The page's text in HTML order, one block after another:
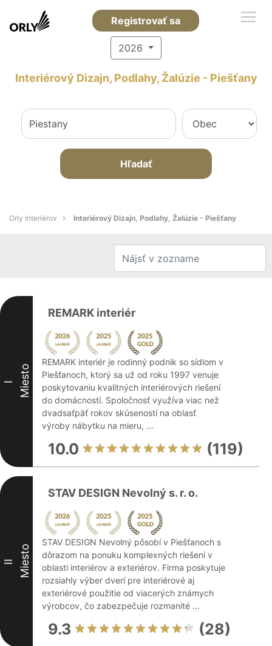
Registrovať sa
2026
Interiérový Dizajn, Podlahy, Žalúzie - Piešťany
Hľadať
Orly Interiérov Interiérový Dizajn, Podlahy, Žalúzie - Piešťany
I Miesto
REMARK interiér
REMARK interiér je rodinný podnik so sídlom v
Piešťanoch, ktorý sa už od roku 1997 venuje
poskytovaniu kvalitných interiérových riešení
do domácností. Spoločnosť využíva viac než
dvadsaťpäť rokov skúseností na oblasť
výroby nábytku na mieru, ...
10.0 (119)
II Miesto
STAV DESIGN Nevolný s. r. o.
STAV DESIGN Nevolný pôsobí v Piešťanoch s
dôrazom na ponuku komplexných riešení v
oblasti interiérov a exteriérov. Firma poskytuje
rozsiahly výber dverí pre interiérové aj
exteriérové použitie od viacerých známych
výrobcov, čo zabezpečuje rozmanité ...
9.3 (28)